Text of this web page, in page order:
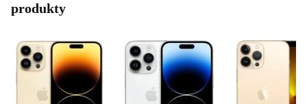
produkty